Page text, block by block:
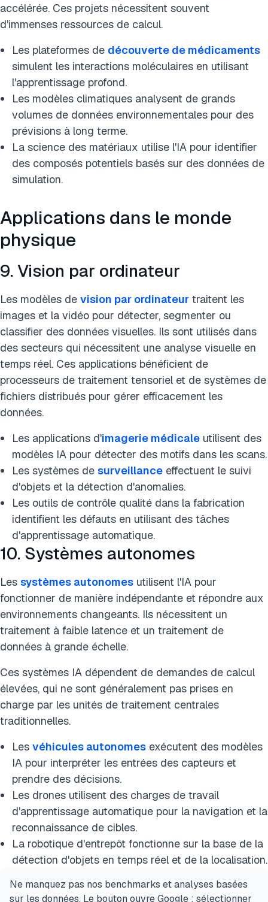
accélérée. Ces projets nécessitent souvent
d'immenses ressources de calcul.
Les plateformes de découverte de médicaments
simulent les interactions moléculaires en utilisant
l'apprentissage profond.
Les modèles climatiques analysent de grands
volumes de données environnementales pour des
prévisions à long terme.
La science des matériaux utilise l'IA pour identifier
des composés potentiels basés sur des données de
simulation.
Applications dans le monde
physique
9. Vision par ordinateur
Les modèles de vision par ordinateur traitent les
images et la vidéo pour détecter, segmenter ou
classifier des données visuelles. Ils sont utilisés dans
des secteurs qui nécessitent une analyse visuelle en
temps réel. Ces applications bénéficient de
processeurs de traitement tensoriel et de systèmes de
fichiers distribués pour gérer efficacement les
données.
Les applications d'imagerie médicale utilisent des
modèles IA pour détecter des motifs dans les scans.
Les systèmes de surveillance effectuent le suivi
d'objets et la détection d'anomalies.
Les outils de contrôle qualité dans la fabrication
identifient les défauts en utilisant des tâches
d'apprentissage automatique.
10. Systèmes autonomes
Les systèmes autonomes utilisent l'IA pour
fonctionner de manière indépendante et répondre aux
environnements changeants. Ils nécessitent un
traitement à faible latence et un traitement de
données à grande échelle.
Ces systèmes IA dépendent de demandes de calcul
élevées, qui ne sont généralement pas prises en
charge par les unités de traitement centrales
traditionnelles.
Les véhicules autonomes exécutent des modèles
IA pour interpréter les entrées des capteurs et
prendre des décisions.
Les drones utilisent des charges de travail
d'apprentissage automatique pour la navigation et la
reconnaissance de cibles.
La robotique d'entrepôt fonctionne sur la base de la
détection d'objets en temps réel et de la localisation.
Ne manquez pas nos benchmarks et analyses basées
sur les données. Le bouton ouvre Google ; sélectionner